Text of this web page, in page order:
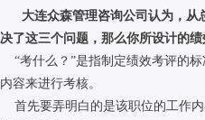
大连众森管理咨询公司认为，
决了这三个问题，那么你所设计的
“考什么？”是指制定绩效考评的
内容来进行考核。
首先要弄明白的是该职位的工作